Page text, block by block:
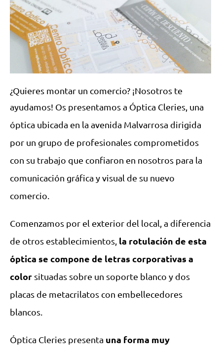
¿Quieres montar un comercio? ¡Nosotros te
ayudamos! Os presentamos a Óptica Cleries, una
óptica ubicada en la avenida Malvarrosa dirigida
por un grupo de profesionales comprometidos
con su trabajo que confiaron en nosotros para la
comunicación gráfica y visual de su nuevo
comercio.
Comenzamos por el exterior del local, a diferencia
de otros establecimientos, la rotulación de esta
óptica se compone de letras corporativas a
color situadas sobre un soporte blanco y dos
placas de metacrilatos con embellecedores
blancos.
Óptica Cleries presenta una forma muy